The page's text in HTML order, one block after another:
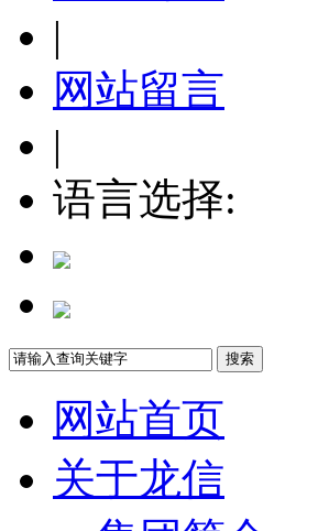
|
网站留言
|
语言选择:
网站首页
关于龙信